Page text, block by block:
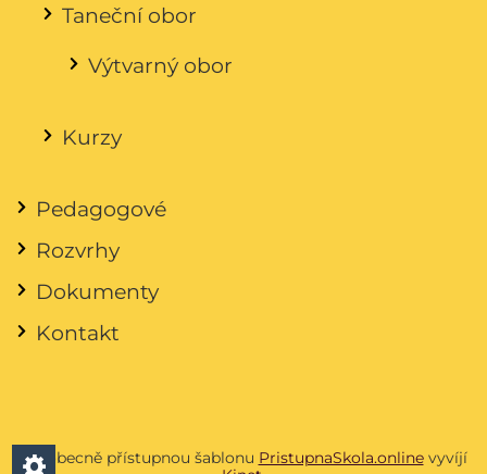
Taneční obor
Výtvarný obor
Kurzy
Pedagogové
Rozvrhy
Dokumenty
Kontakt
Všeobecně přístupnou šablonu PristupnaSkola.onlinevyvíjí